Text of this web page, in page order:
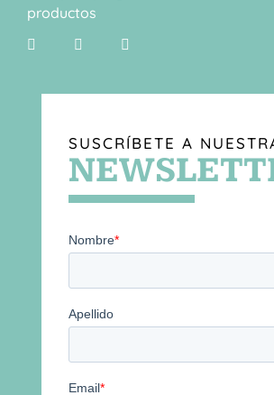
productos
SUSCRÍBETE A